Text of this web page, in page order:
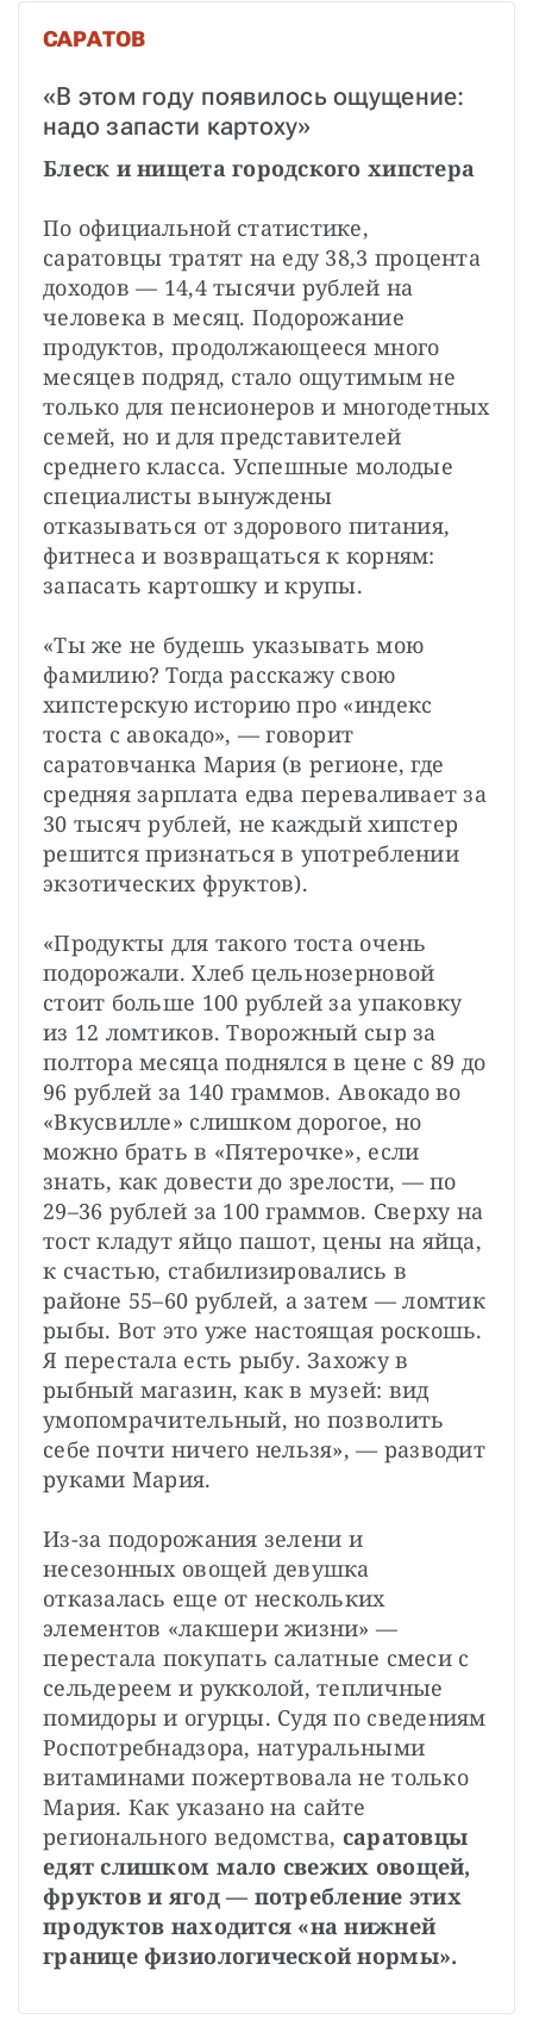
САРАТОВ
«В этом году появилось ощущение:
надо запасти картоху»
Блеск и нищета городского хипстера
По официальной статистике,
саратовцы тратят на еду 38,3 процента
доходов — 14,4 тысячи рублей на
человека в месяц. Подорожание
продуктов, продолжающееся много
месяцев подряд, стало ощутимым не
только для пенсионеров и многодетных
семей, но и для представителей
среднего класса. Успешные молодые
специалисты вынуждены
отказываться от здорового питания,
фитнеса и возвращаться к корням:
запасать картошку и крупы.
«Ты же не будешь указывать мою
фамилию? Тогда расскажу свою
хипстерскую историю про «индекс
тоста с авокадо», — говорит
саратовчанка Мария (в регионе, где
средняя зарплата едва переваливает за
30 тысяч рублей, не каждый хипстер
решится признаться в употреблении
экзотических фруктов).
«Продукты для такого тоста очень
подорожали. Хлеб цельнозерновой
стоит больше 100 рублей за упаковку
из 12 ломтиков. Творожный сыр за
полтора месяца поднялся в цене с 89 до
96 рублей за 140 граммов. Авокадо во
«Вкусвилле» слишком дорогое, но
можно брать в «Пятерочке», если
знать, как довести до зрелости, — по
29–36 рублей за 100 граммов. Сверху на
тост кладут яйцо пашот, цены на яйца,
к счастью, стабилизировались в
районе 55–60 рублей, а затем — ломтик
рыбы. Вот это уже настоящая роскошь.
Я перестала есть рыбу. Захожу в
рыбный магазин, как в музей: вид
умопомрачительный, но позволить
себе почти ничего нельзя», — разводит
руками Мария.
Из-за подорожания зелени и
несезонных овощей девушка
отказалась еще от нескольких
элементов «лакшери жизни» —
перестала покупать салатные смеси с
сельдереем и рукколой, тепличные
помидоры и огурцы. Судя по сведениям
Роспотребнадзора, натуральными
витаминами пожертвовала не только
Мария. Как указано на сайте
регионального ведомства, саратовцы
едят слишком мало свежих овощей,
фруктов и ягод — потребление этих
продуктов находится «на нижней
границе физиологической нормы».